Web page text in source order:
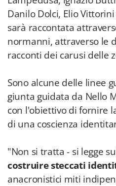
Danilo Dolci, Elio
sarà raccontata
normanni, attraverso le
racconti dei carusi delle
Sono alcune delle linee
giunta guidata da Nello
con l'obiettivo di fornire
di una coscienza
"Non si tratta - si legge
costruire steccati
anacronistici miti